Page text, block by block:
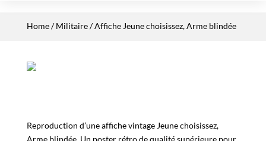
Home/Militaire/ Affiche Jeune choisissez, Arme blindée
Reproduction d’une affiche vintage Jeune choisissez,
Arme blindée. Un poster rétro de qualité supérieure pour